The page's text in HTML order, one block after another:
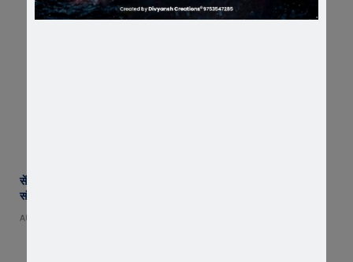
सेंट पॉल्स कॉन्वेंट स्कूल में छात्र परिषद का शपथ ग्रहण समारोह गरिमामय माहौल में
संपन्न
AUGUST 5, 2026